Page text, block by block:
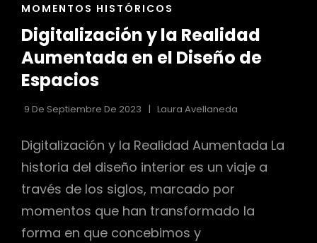
ENLACES
LAS
CATEGORÍAS
MOMENTOS HISTÓRICOS
Digitalización y la Realidad
Aumentada en el Diseño de
Espacios
9 De Septiembre De 2023 Laura Avellaneda
Digitalización y la Realidad Aumentada La
historia del diseño interior es un viaje a
través de los siglos, marcado por
momentos que han transformado la
forma en que concebimos y